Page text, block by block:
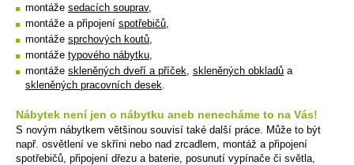
montáže sedacích souprav,
montáže a připojení spotřebičů,
montáže sprchových koutů,
montáže typového nábytku,
montáže skleněných dveří a příček, skleněných obkladů a
skleněných pracovních desek.
Nábytek není jen o nábytku aneb nenecháme to na Vás!
S novým nábytkem většinou souvisí také další práce. Může to být
např. osvětlení ve skříni nebo nad zrcadlem, montáž a připojení
spotřebičů, připojení dřezu a baterie, posunutí vypínače či světla,